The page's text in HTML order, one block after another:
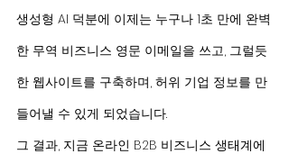
생성형 AI 덕분에 이제는 누구나 1초 만에 완벽
한 무역 비즈니스 영문 이메일을 쓰고, 그럴듯
한 웹사이트를 구축하며, 허위 기업 정보를 만
들어낼 수 있게 되었습니다.
그 결과, 지금 온라인 B2B 비즈니스 생태계에